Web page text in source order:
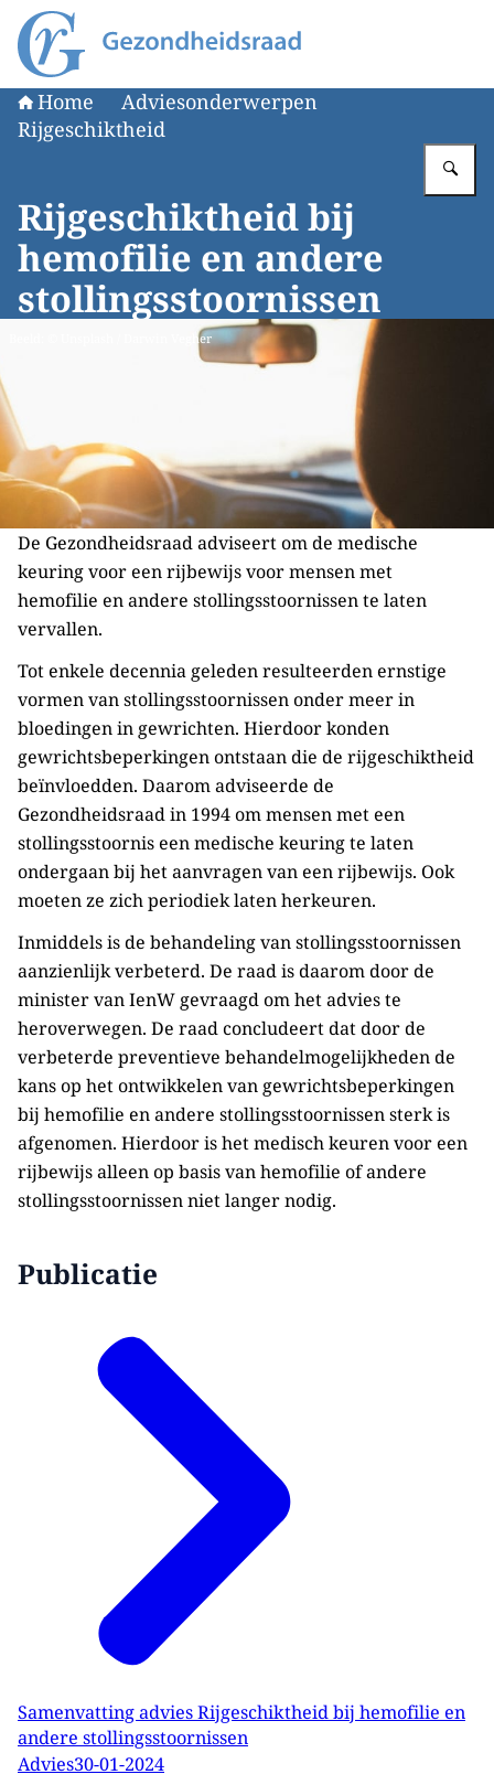
Naar de homepage van Gezondheidsraad
Home
Adviesonderwerpen
Rijgeschiktheid
Rijgeschiktheid bij
hemofilie en andere
stollingsstoornissen
Beeld: © Unsplash / Darwin Vegher
De Gezondheidsraad adviseert om de medische
keuring voor een rijbewijs voor mensen met
hemofilie en andere stollingsstoornissen te laten
vervallen.
Tot enkele decennia geleden resulteerden ernstige
vormen van stollingsstoornissen onder meer in
bloedingen in gewrichten. Hierdoor konden
gewrichtsbeperkingen ontstaan die de rijgeschiktheid
beïnvloedden. Daarom adviseerde de
Gezondheidsraad in 1994 om mensen met een
stollingsstoornis een medische keuring te laten
ondergaan bij het aanvragen van een rijbewijs. Ook
moeten ze zich periodiek laten herkeuren.
Inmiddels is de behandeling van stollingsstoornissen
aanzienlijk verbeterd. De raad is daarom door de
minister van IenW gevraagd om het advies te
heroverwegen. De raad concludeert dat door de
verbeterde preventieve behandelmogelijkheden de
kans op het ontwikkelen van gewrichtsbeperkingen
bij hemofilie en andere stollingsstoornissen sterk is
afgenomen. Hierdoor is het medisch keuren voor een
rijbewijs alleen op basis van hemofilie of andere
stollingsstoornissen niet langer nodig.
Publicatie
Samenvatting advies Rijgeschiktheid bij hemofilie en
andere stollingsstoornissen
Advies30-01-2024